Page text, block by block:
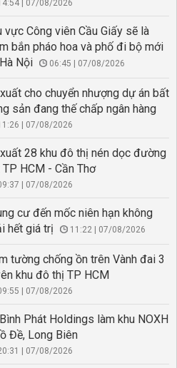
| 07/08/2026
vực Công viên Cầu Giấy sẽ là
bắn pháo hoa và phố đi bộ mới
Nội
06:45 | 07/08/2026
cho chuyển nhượng dự án bất
sản đang thế chấp ngân hàng
| 07/08/2026
28 khu đô thị nén dọc đường
HCM - Cần Thơ
| 07/08/2026
cư đến mốc niên hạn không
hết giá trị
11:22 | 07/08/2026
tường chống ồn trên Vành đai 3
khu đô thị TP HCM
| 07/08/2026
Phát Holdings làm khu NOXH
Đề, Long Biên
| 07/08/2026